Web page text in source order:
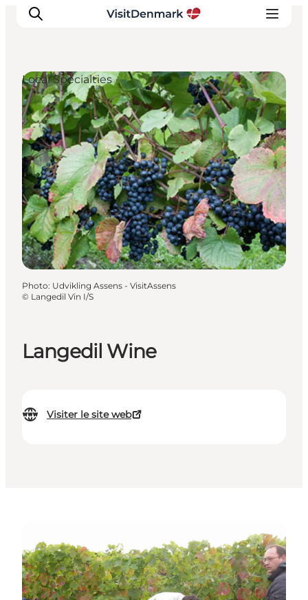
Inspirations
Destinations
Quoi faire
Hébergements
Planifiez votre voyage
Langedil Wine
Visiter le site web
Local Specialties
Photo: Udvikling Assens - VisitAssens
© Langedil Vin I/S